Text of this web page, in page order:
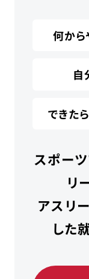
何から
自
できた
スポーツ
リ
アスリ
した